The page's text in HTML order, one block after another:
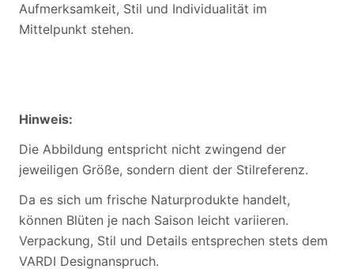
Aufmerksamkeit, Stil und Individualität im
Mittelpunkt stehen.
Hinweis:
Die Abbildung entspricht nicht zwingend der
jeweiligen Größe, sondern dient der Stilreferenz.
Da es sich um frische Naturprodukte handelt,
können Blüten je nach Saison leicht variieren.
Verpackung, Stil und Details entsprechen stets dem
VARDI Designanspruch.